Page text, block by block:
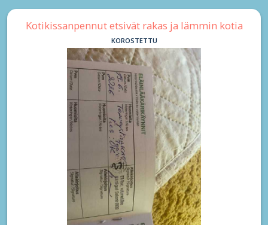
KOROSTETTU
Kotikissanpennut etsivät rakas ja lämmin kotia